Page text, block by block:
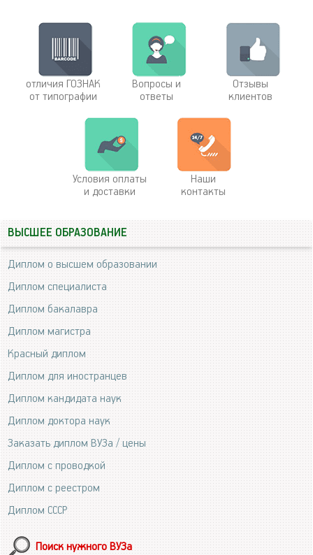
отличия ГОЗНАК
от типографии
Вопросы и
ответы
Отзывы
клиентов
Условия оплаты
и доставки
Наши
контакты
ВЫСШЕЕ ОБРАЗОВАНИЕ
Диплом о высшем образовании
Диплом специалиста
Диплом бакалавра
Диплом магистра
Красный диплом
Диплом для иностранцев
Диплом кандидата наук
Диплом доктора наук
Заказать диплом ВУЗа / цены
Диплом с проводкой
Диплом с реестром
Диплом СССР
Поиск нужного ВУЗа